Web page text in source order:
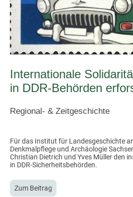
Internationale
in DDR-Behörden
Regional- & Zeitgeschichte
Für das Institut für Landesgeschichte
Denkmalpflege und Archäologie
Christian Dietrich und Yves Müller den
in DDR-Sicherheitsbehörden.
Zum Beitrag